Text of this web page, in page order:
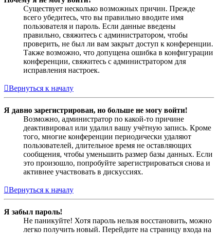
Существует несколько возможных причин. Прежде
всего убедитесь, что вы правильно вводите имя
пользователя и пароль. Если данные введены
правильно, свяжитесь с администратором, чтобы
проверить, не был ли вам закрыт доступ к конференции.
Также возможно, что допущена ошибка в конфигурации
конференции, свяжитесь с администратором для
исправления настроек.
Вернуться к началу
Я давно зарегистрирован, но больше не могу войти!
Возможно, администратор по какой-то причине
деактивировал или удалил вашу учётную запись. Кроме
того, многие конференции периодически удаляют
пользователей, длительное время не оставляющих
сообщения, чтобы уменьшить размер базы данных. Если
это произошло, попробуйте зарегистрироваться снова и
активнее участвовать в дискуссиях.
Вернуться к началу
Я забыл пароль!
Не паникуйте! Хотя пароль нельзя восстановить, можно
легко получить новый. Перейдите на страницу входа на